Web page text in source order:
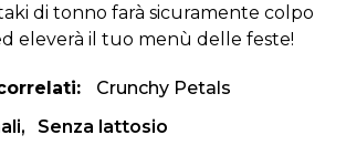
di tonno farà sicuramente colpo
eleverà il tuo menù delle feste!
Crunchy Petals
Senza lattosio